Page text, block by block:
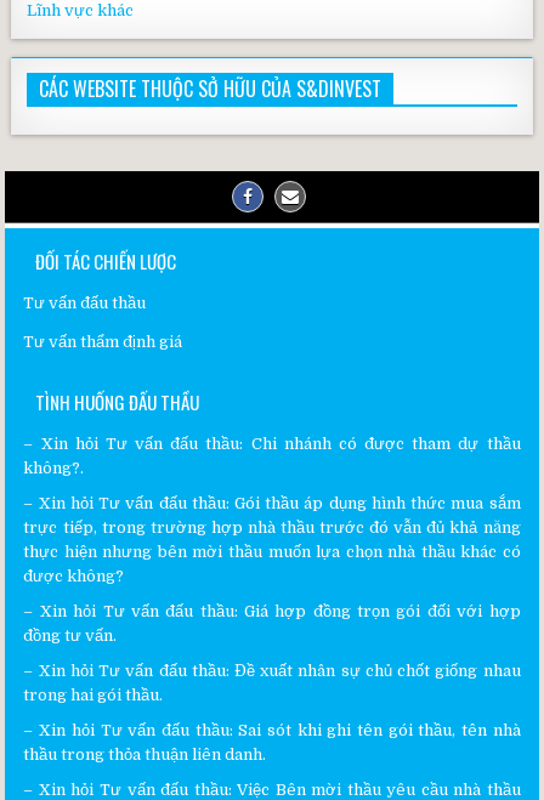
Lĩnh vực khác
CÁC WEBSITE THUỘC SỞ HỮU CỦA S&DINVEST
ĐỐI TÁC CHIẾN LƯỢC
Tư vấn đấu thầu
Tư vấn thẩm định giá
TÌNH HUỐNG ĐẤU THẦU
– Xin hỏi Tư vấn đấu thầu: Chi nhánh có được tham dự thầu
không?.
– Xin hỏiTư vấn đấu thầu:Gói thầu áp dụng hình thức mua sắm
trực tiếp, trong trường hợp nhà thầu trước đó vẫn đủ khả năng
thực hiện nhưng bên mời thầu muốn lựa chọn nhà thầu khác có
được không?
– Xin hỏi Tư vấn đấu thầu: Giá hợp đồng trọn gói đối với hợp
đồng tư vấn.
– Xin hỏiTư vấn đấu thầu:Đề xuất nhân sự chủ chốt giống nhau
trong hai gói thầu.
– Xin hỏi Tư vấn đấu thầu:Sai sót khi ghi tên gói thầu, tên nhà
thầu trong thỏa thuận liên danh.
– Xin hỏi Tư vấn đấu thầu:Việc Bên mời thầu yêu cầu nhà thầu